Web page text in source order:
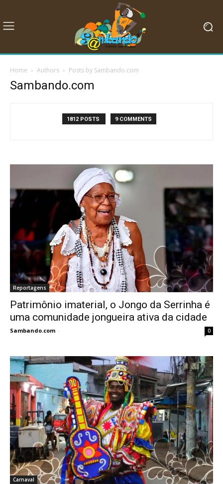
Home Authors Posts by Sambando.com
Sambando.com
1812 POSTS 9 COMMENTS
Reportagens
Patrimônio imaterial, o Jongo da Serrinha é
uma comunidade jongueira ativa da cidade
Sambando.com - 0
Carnaval